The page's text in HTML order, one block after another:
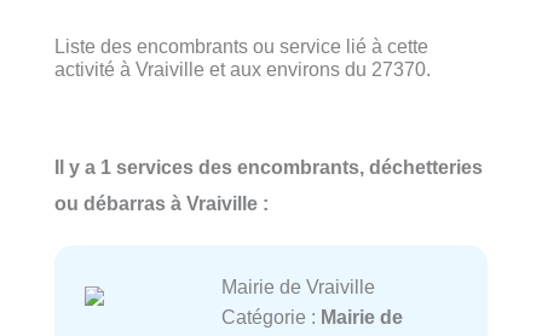
Liste des encombrants ou service lié à cette
activité à Vraiville et aux environs du 27370.
Il y a 1 services des encombrants, déchetteries
ou débarras à Vraiville :
Mairie de Vraiville
Catégorie : Mairie de